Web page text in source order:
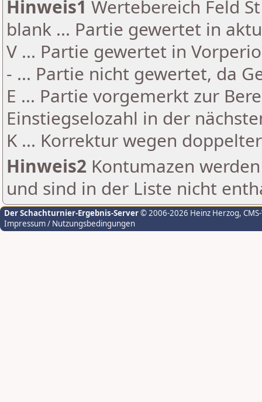
Hinweis1 Wertebereich Feld
blank ... Partie gewertet in
V ... Partie gewertet in
- ... Partie nicht gewertet, da
E ... Partie vorgemerkt zur
Einstiegselozahl in der
K ... Korrektur wegen
Hinweis2 Kontumazen
und sind in der Liste nicht
Der Schachturnier-Ergebnis-Server© 2006-2026 Heinz Herzog,
Impressum / Nutzungsbedingungen